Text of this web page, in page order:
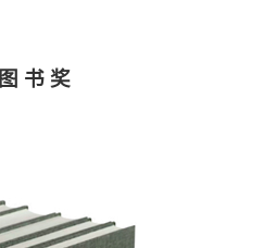
图 书 奖